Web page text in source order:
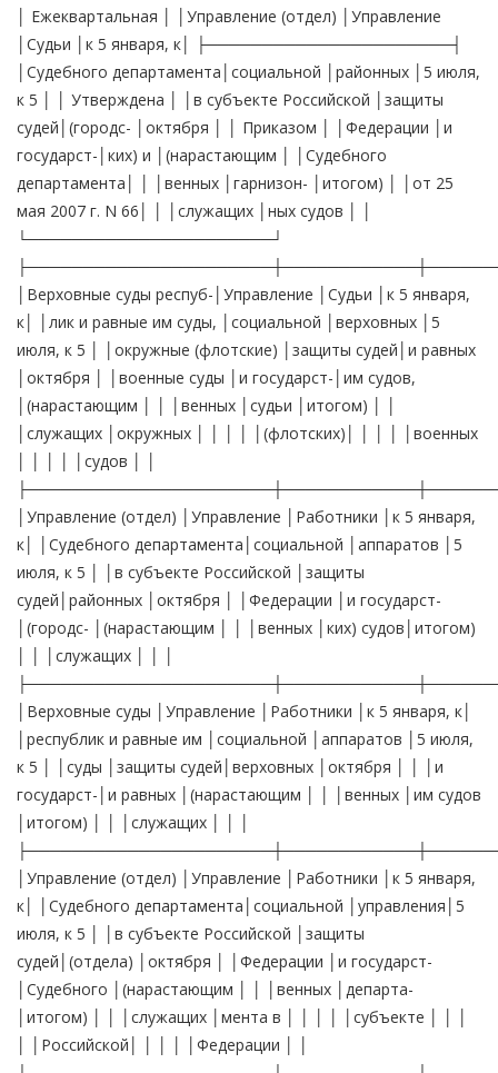
│ Ежеквартальная │ │Управление (отдел) │Управление
│Судьи │к 5 января, к│ ├──────────────────────┤
│Судебного департамента│социальной │районных │5 июля,
к 5 │ │ Утверждена │ │в субъекте Российской │защиты
судей│(городс- │октября │ │ Приказом │ │Федерации │и
государст-│ких) и │(нарастающим │ │Судебного
департамента│ │ │венных │гарнизон- │итогом) │ │от 25
мая 2007 г. N 66│ │ │служащих │ных судов │ │
└──────────────────────┘
│Верховные суды респуб-│Управление │Судьи │к 5 января,
к│ │лик и равные им суды, │социальной │верховных │5
июля, к 5 │ │окружные (флотские) │защиты судей│и равных
│октября │ │военные суды │и государст-│им судов,
│(нарастающим │ │ │венных │судьи │итогом) │ │
│служащих │окружных │ │ │ │ │(флотских)│ │ │ │ │военных
│ │ │ │ │судов │ │
│Управление (отдел) │Управление │Работники │к 5 января,
к│ │Судебного департамента│социальной │аппаратов │5
июля, к 5 │ │в субъекте Российской │защиты
судей│районных │октября │ │Федерации │и государст-
│(городс- │(нарастающим │ │ │венных │ких) судов│итогом)
│ │ │служащих │ │ │
│Верховные суды │Управление │Работники │к 5 января, к│
│республик и равные им │социальной │аппаратов │5 июля,
к 5 │ │суды │защиты судей│верховных │октября │ │ │и
государст-│и равных │(нарастающим │ │ │венных │им судов
│итогом) │ │ │служащих │ │ │
│Управление (отдел) │Управление │Работники │к 5 января,
к│ │Судебного департамента│социальной │управления│5
июля, к 5 │ │в субъекте Российской │защиты
судей│(отдела) │октября │ │Федерации │и государст-
│Судебного │(нарастающим │ │ │венных │департа-
│итогом) │ │ │служащих │мента в │ │ │ │ │субъекте │ │ │
│ │Российской│ │ │ │ │Федерации │ │